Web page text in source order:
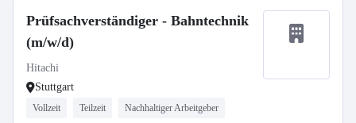
Prüfsachverständiger - Bahntechnik
(m/w/d)
Hitachi
Stuttgart
Vollzeit Teilzeit Nachhaltiger Arbeitgeber